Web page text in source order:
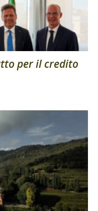
per il credito